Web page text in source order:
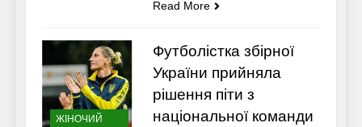
Read More
ЖІНОЧИЙ
Футболістка збірної
України прийняла
рішення піти з
національної команди